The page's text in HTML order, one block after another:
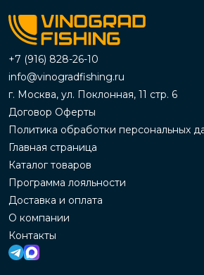
+7 (916) 828-26-10
info@vinogradfishing.ru
г. Москва, ул. Поклонная, 11 стр. 6
Договор Оферты
Политика обработки персональных
Главная страница
Каталог товаров
Программа лояльности
Доставка и оплата
О компании
Контакты